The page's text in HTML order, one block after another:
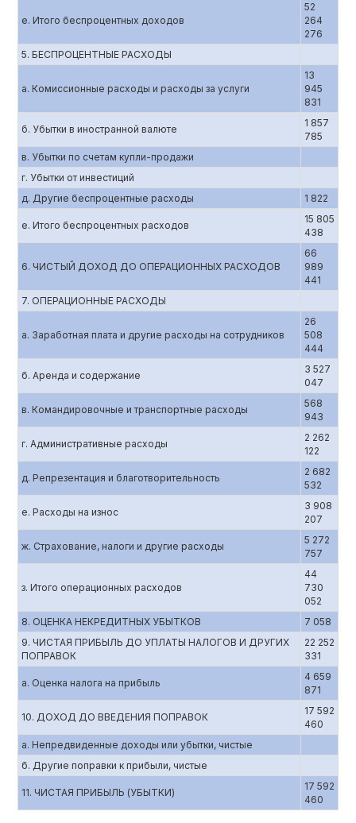
е. Итого беспроцентных доходов
52
264
276
5. БЕСПРОЦЕНТНЫЕ РАСХОДЫ
а. Комиссионные расходы и расходы за услуги
13
945
831
б. Убытки в иностранной валюте
1 857
785
в. Убытки по счетам купли-продажи
г. Убытки от инвестиций
д. Другие беспроцентные расходы
1 822
е. Итого беспроцентных расходов
15 805
438
6. ЧИСТЫЙ ДОХОД ДО ОПЕРАЦИОННЫХ РАСХОДОВ
66
989
441
7. ОПЕРАЦИОННЫЕ РАСХОДЫ
а. Заработная плата и другие расходы на сотрудников
26
508
444
б. Аренда и содержание
3 527
047
в. Командировочные и транспортные расходы
568
943
г. Административные расходы
2 262
122
д. Репрезентация и благотворительность
2 682
532
е. Расходы на износ
3 908
207
ж. Страхование, налоги и другие расходы
5 272
757
з. Итого операционных расходов
44
730
052
8. ОЦЕНКА НЕКРЕДИТНЫХ УБЫТКОВ
7 058
9. ЧИСТАЯ ПРИБЫЛЬ ДО УПЛАТЫ НАЛОГОВ И ДРУГИХ
ПОПРАВОК
22 252
331
а. Оценка налога на прибыль
4 659
871
10. ДОХОД ДО ВВЕДЕНИЯ ПОПРАВОК
17 592
460
а. Непредвиденные доходы или убытки, чистые
б. Другие поправки к прибыли, чистые
11. ЧИСТАЯ ПРИБЫЛЬ (УБЫТКИ)
17 592
460